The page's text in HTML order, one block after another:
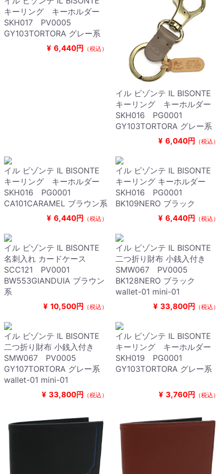
キーリング キーホルダー
SKH017 PV0005
GY103TORTORA グレー系
¥ 6,440円 （税込）
イル ビゾンテ IL BISONTE
キーリング キーホルダー
SKH016 PG0001
GY103TORTORA グレー系
¥ 6,040円 （税込）
イル ビゾンテ IL BISONTE
キーリング キーホルダー
SKH016 PG0001
CA101CARAMEL ブラウン系
¥ 6,440円 （税込）
イル ビゾンテ IL BISONTE
キーリング キーホルダー
SKH016 PG0001
BK109NERO ブラック
¥ 6,440円 （税込）
イル ビゾンテ IL BISONTE
名刺入れ カードケース
SCC121 PV0001
BW553GIANDUIA ブラウン
系
¥ 10,500円 （税込）
イル ビゾンテ IL BISONTE
二つ折り財布 小銭入付き
SMW067 PV0005
BK128NERO ブラック
wallet-01 mini-01
¥ 33,800円 （税込）
イル ビゾンテ IL BISONTE
二つ折り財布 小銭入付き
SMW067 PV0005
GY107TORTORA グレー系
wallet-01 mini-01
¥ 33,800円 （税込）
イル ビゾンテ IL BISONTE
キーリング キーホルダー
SKH019 PG0001
GY103TORTORA グレー系
¥ 3,760円 （税込）